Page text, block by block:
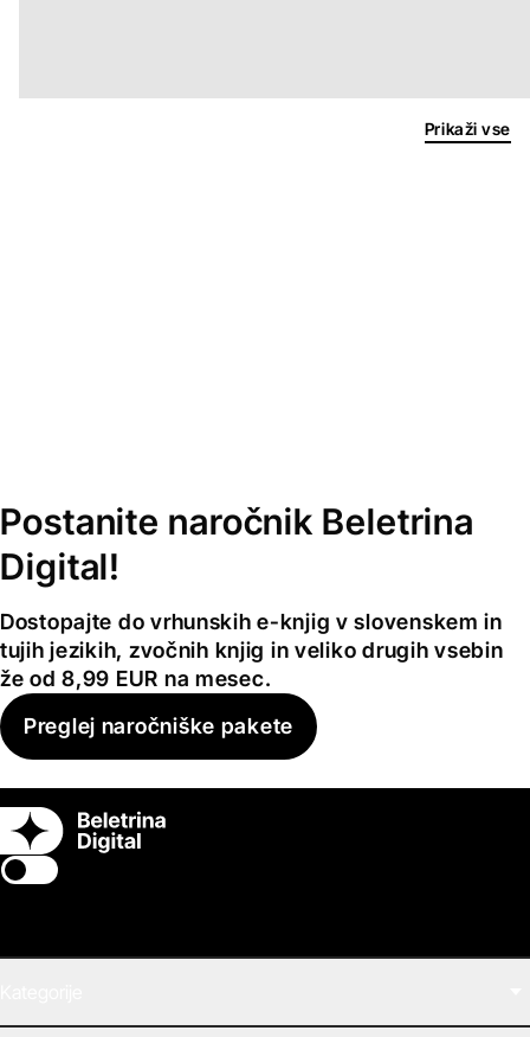
Prikaži vse
Postanite naročnik Beletrina
Digital!
Dostopajte do vrhunskih e-knjig v slovenskem in
tujih jezikih, zvočnih knjig in veliko drugih vsebin
že od 8,99 EUR na mesec.
Preglej naročniške pakete
Switch theme